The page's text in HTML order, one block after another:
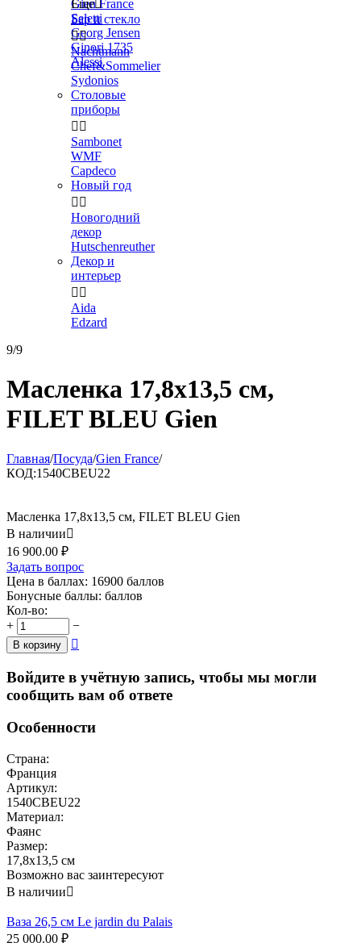
Gien France
Seletti
Georg Jensen
Ginori 1735
Alessi
Еще
Бар и стекло

Nachtmann
Chef&Sommelier
Sydonios
Столовые
приборы
 
Sambonet
WMF
Capdeco
Новый год
 
Новогодний
декор
Hutschenreuther
Декор и
интерьер
 
Aida
Edzard
9/9
Масленка 17,8x13,5 см,
FILET BLEU Gien
Главная/Посуда/Gien France/
КОД:1540CBEU22
Масленка 17,8x13,5 см, FILET BLEU Gien
В наличии
16 900.00 ₽
Задать вопрос
Цена в баллах: 16900 баллов
Бонусные баллы: баллов
Кол-во:
+
−
В корзину 
Войдите в учётную запись, чтобы мы могли
сообщить вам об ответе
Особенности
Страна:
Франция
Артикул:
1540CBEU22
Материал:
Фаянс
Размер:
17,8x13,5 см
Возможно вас заинтересуют
В наличии
Ваза 26,5 см Le jardin du Palais
25 000.00 ₽